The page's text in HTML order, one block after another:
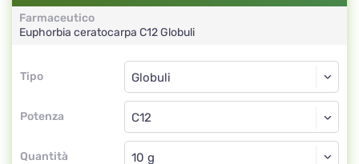
Farmaceutico
Euphorbia ceratocarpa C12Globuli
Tipo
Tipo
Potenza
Globuli
C12
Quantità
Globuli